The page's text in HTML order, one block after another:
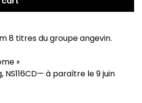
8 titres du groupe angevin.
»
à paraître le 9 juin